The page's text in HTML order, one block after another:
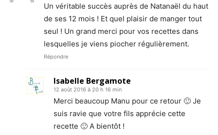
Un véritable succès auprès de Natanaël du haut
de ses 12 mois ! Et quel plaisir de manger tout
seul ! Un grand merci pour vos recettes dans
lesquelles je viens piocher régulièrement.
Répondre
Isabelle Bergamote
12 août 2016 à 20 h 16 min
Merci beaucoup Manu pour ce retour 🙂 Je
suis ravie que votre fils apprécie cette
recette 🙂 A bientôt !